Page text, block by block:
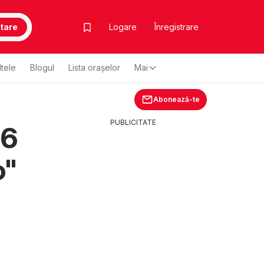
Logare Înregistrare
Blogul Lista oraşelor Mai
Abonează-te
PUBLICITATE